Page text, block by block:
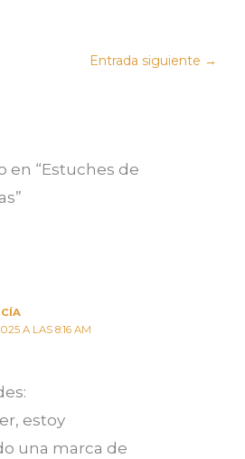
Entrada siguiente →
en “Estuches de
A LAS 8:16 AM
estoy
una marca de